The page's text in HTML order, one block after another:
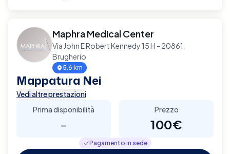
Maphra Medical Center
Via John E Robert Kennedy 15 H - 20861
Brugherio
5.6 km
Mappatura Nei
Vedi altre prestazioni
Prima disponibilità
-
Prezzo
100€
Pagamento in sede